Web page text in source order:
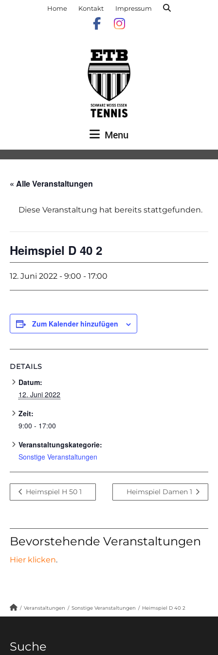
Home Kontakt Impressum
Menu
« Alle Veranstaltungen
Diese Veranstaltung hat bereits stattgefunden.
Heimspiel D 40 2
12. Juni 2022 - 9:00 - 17:00
Zum Kalender hinzufügen
DETAILS
Datum:
12. Juni 2022
Zeit:
9:00 - 17:00
Veranstaltungskategorie:
Sonstige Veranstaltungen
Heimspiel H 50 1 Heimspiel Damen 1
Bevorstehende Veranstaltungen
Hier klicken.
/ Veranstaltungen / Sonstige Veranstaltungen / Heimspiel D 40 2
Suche